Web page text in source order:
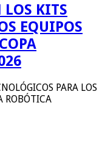
LOS KITS
EQUIPOS
PARA LOS
ROBÓTICA